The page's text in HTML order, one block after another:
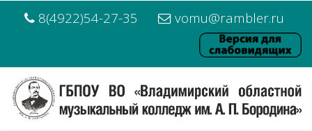
8(4922)54-27-35 vomu@rambler.ru